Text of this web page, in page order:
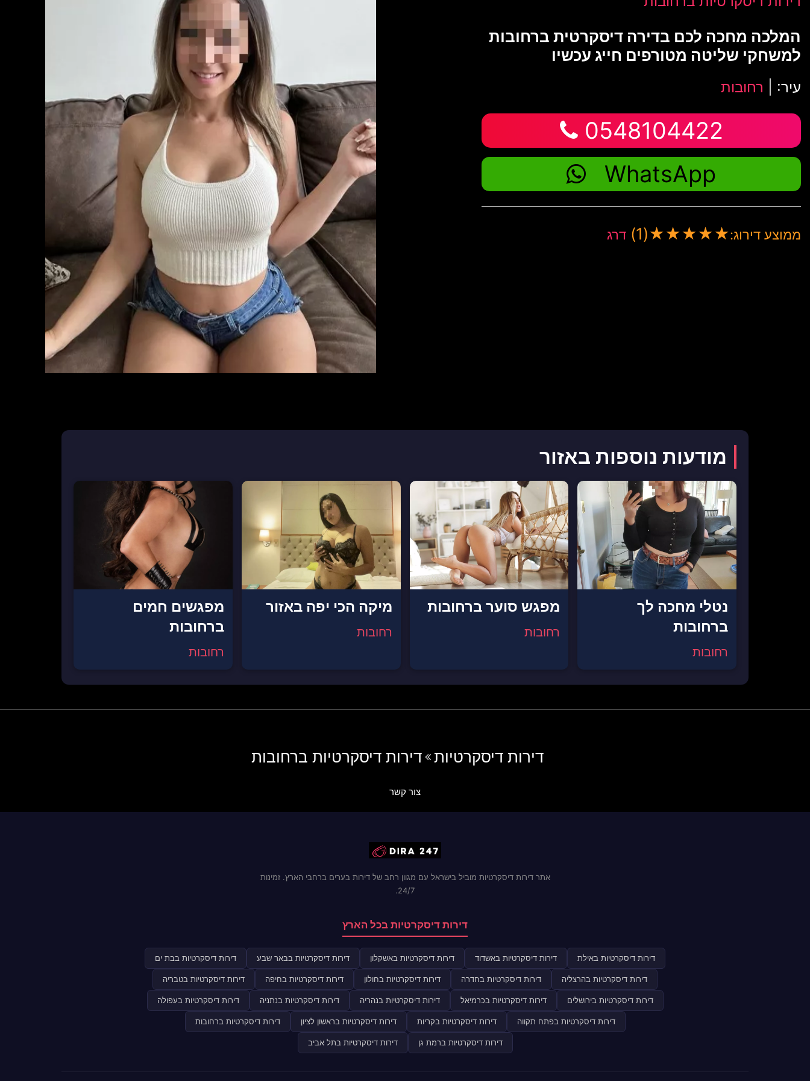
המלכה מחכה לכם בדירה דיסקרטית ברחובות
למשחקי שליטה מטורפים חייג עכשיו
עיר: | רחובות
0548104422
WhatsApp
ממוצע דירוג:★
★
★
★
★
(1) דרג
מודעות נוספות באזור
נטלי מחכה לך
ברחובות
רחובות
מפגש סוער ברחובות
רחובות
מיקה הכי יפה באזור
רחובות
מפגשים חמים
ברחובות
רחובות
דירות דיסקרטיות דירות דיסקרטיות ברחובות
צור קשר
אתר דירות דיסקרטיות מוביל בישראל עם מגוון רחב של דירות בערים ברחבי הארץ. זמינות
24/7.
דירות דיסקרטיות בכל הארץ
דירות דיסקרטיות באילת דירות דיסקרטיות באשדוד דירות דיסקרטיות באשקלון דירות דיסקרטיות בבאר שבע דירות דיסקרטיות בבת ים
דירות דיסקרטיות בהרצליה דירות דיסקרטיות בחדרה דירות דיסקרטיות בחולון דירות דיסקרטיות בחיפה דירות דיסקרטיות בטבריה
דירות דיסקרטיות בירושלים דירות דיסקרטיות בכרמיאל דירות דיסקרטיות בנהריה דירות דיסקרטיות בנתניה דירות דיסקרטיות בעפולה
דירות דיסקרטיות בפתח תקווה דירות דיסקרטיות בקריות דירות דיסקרטיות בראשון לציון דירות דיסקרטיות ברחובות
דירות דיסקרטיות ברמת גן דירות דיסקרטיות בתל אביב